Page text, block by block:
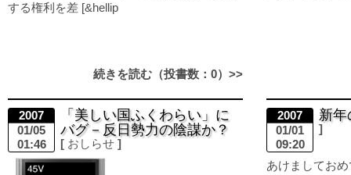
する権利を差 [&hellip
続きを読む（投書数：0）>>
2007
01/05
01:46
「美しい国ふくわらい」に
バグ－反日勢力の陰謀か？
おしらせ
2007
01/01
09:20
新
あけましてお